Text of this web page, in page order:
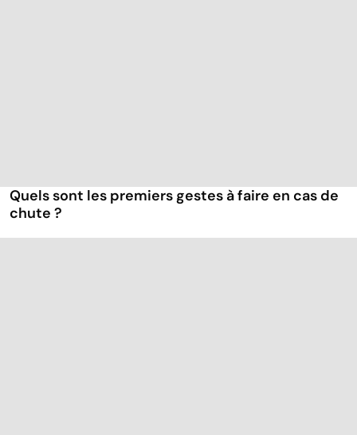
Quels sont les premiers gestes à faire en cas de
chute ?